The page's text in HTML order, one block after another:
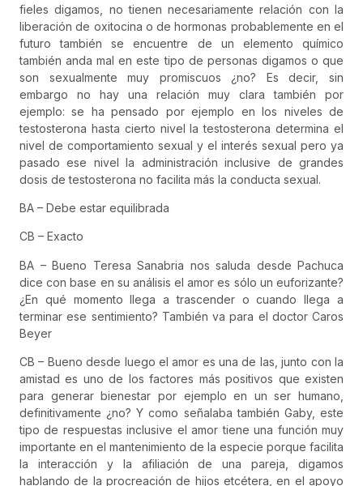
fieles digamos, no tienen necesariamente relación con la
liberación de oxitocina o de hormonas probablemente en el
futuro también se encuentre de un elemento químico
también anda mal en este tipo de personas digamos o que
son sexualmente muy promiscuos ¿no? Es decir, sin
embargo no hay una relación muy clara también por
ejemplo: se ha pensado por ejemplo en los niveles de
testosterona hasta cierto nivel la testosterona determina el
nivel de comportamiento sexual y el interés sexual pero ya
pasado ese nivel la administración inclusive de grandes
dosis de testosterona no facilita más la conducta sexual.
BA – Debe estar equilibrada
CB – Exacto
BA – Bueno Teresa Sanabria nos saluda desde Pachuca
dice con base en su análisis el amor es sólo un euforizante?
¿En qué momento llega a trascender o cuando llega a
terminar ese sentimiento? También va para el doctor Caros
Beyer
CB – Bueno desde luego el amor es una de las, junto con la
amistad es uno de los factores más positivos que existen
para generar bienestar por ejemplo en un ser humano,
definitivamente ¿no? Y como señalaba también Gaby, este
tipo de respuestas inclusive el amor tiene una función muy
importante en el mantenimiento de la especie porque facilita
la interacción y la afiliación de una pareja, digamos
hablando de la procreación de hijos etcétera, en el apoyo